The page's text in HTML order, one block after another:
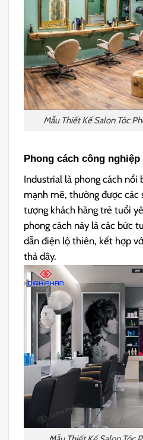
Mẫu Thiết Kế Salon Tóc
Phong cách công
Industrial là phong cách nổi
mạnh mẽ, thường được các
tượng khách hàng trẻ tuổi
phong cách này là các bức
dẫn điện lộ thiên, kết hợp
thả dây.